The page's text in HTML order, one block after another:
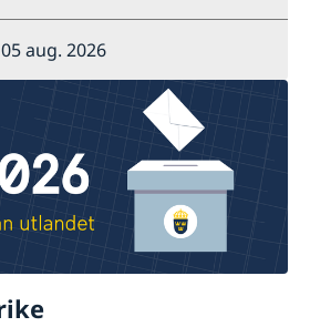
aug. 2026